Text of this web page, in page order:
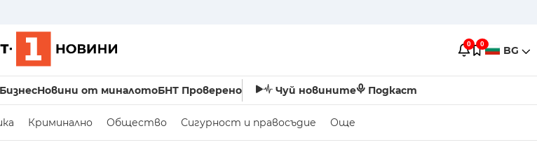
0 0 BG
Новини от миналотоБНТ Проверено Чуй новините Подкаст
Криминално Общество Сигурност и правосъдие Още